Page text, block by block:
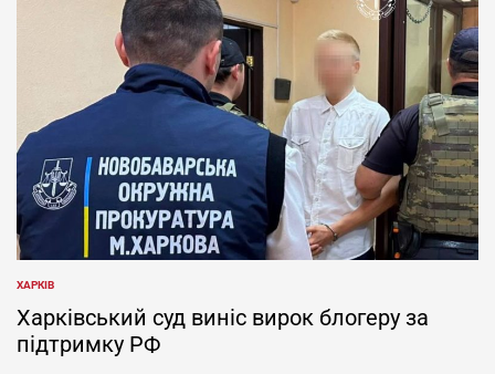
ОПУБЛІКУВАТИ
У
ХАРКІВ
Харківський суд виніс вирок блогеру за
підтримку РФ